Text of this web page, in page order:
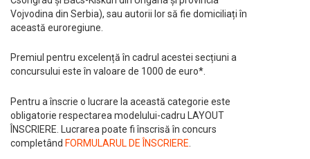
Vojvodina din Serbia), sau autorii lor să fie domiciliați în
această euroregiune.
Premiul pentru excelență în cadrul acestei secțiuni a
concursului este în valoare de 1000 de euro*.
Pentru a înscrie o lucrare la această categorie este
obligatorie respectarea modelului-cadru LAYOUT
ÎNSCRIERE. Lucrarea poate fi înscrisă în concurs
completând FORMULARUL DE ÎNSCRIERE